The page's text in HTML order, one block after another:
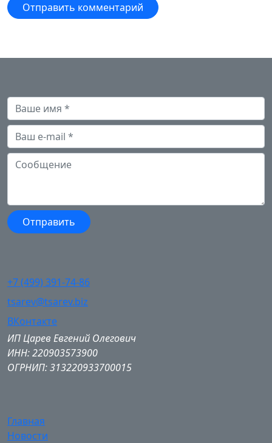
+7 (499) 391-74-86
tsarev@tsarev.biz
ВКонтакте
ИП Царев Евгений Олегович
ИНН: 220903573900
ОГРНИП: 313220933700015
Главная
Новости